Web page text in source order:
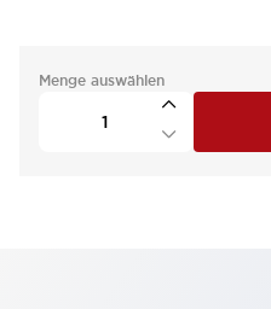
Menge auswählen